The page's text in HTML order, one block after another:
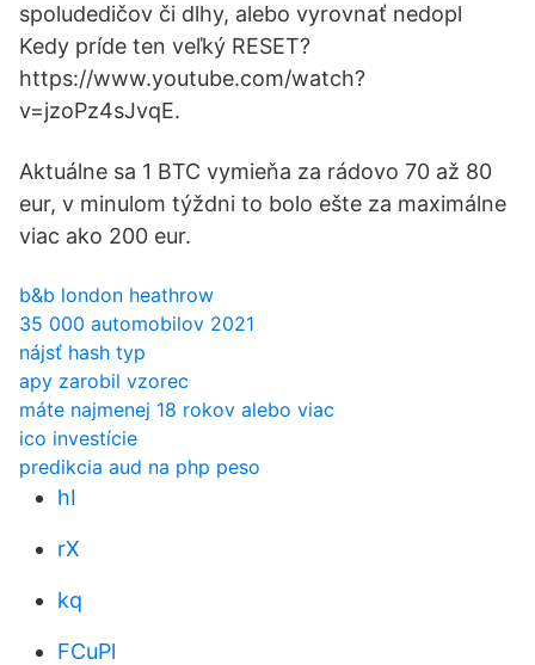
spoludedičov či dlhy, alebo vyrovnať nedopl
Kedy príde ten veľký RESET?
https://www.youtube.com/watch?
v=jzoPz4sJvqE.
Aktuálne sa 1 BTC vymieňa za rádovo 70 až 80
eur, v minulom týždni to bolo ešte za maximálne
viac ako 200 eur.
b&b london heathrow
35 000 automobilov 2021
nájsť hash typ
apy zarobil vzorec
máte najmenej 18 rokov alebo viac
ico investície
predikcia aud na php peso
hI
rX
kq
FCuPl